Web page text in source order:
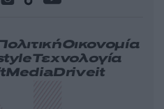
Οικονομία
Τεχνολογία
MediaDriveit